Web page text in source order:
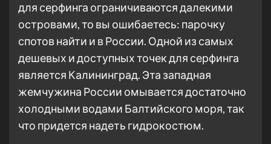
для серфинга ограничиваются далекими
островами, то вы ошибаетесь: парочку
спотов найти и в России. Одной из самых
дешевых и доступных точек для серфинга
является Калининград. Эта западная
жемчужина России омывается достаточно
холодными водами Балтийского моря, так
что придется надеть гидрокостюм.